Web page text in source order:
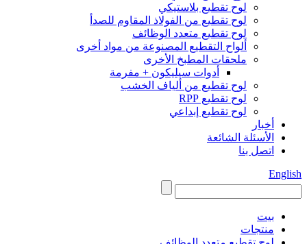
لوح تقطيع بلاستيكي
لوح تقطيع من الفولاذ المقاوم للصدأ
لوح تقطيع متعدد الوظائف
ألواح التقطيع المصنوعة من مواد أخرى
ملحقات المطبخ الأخرى
أدوات سيليكون + مفرمة
لوح تقطيع من ألياف الخشب
لوح تقطيع RPP
لوح تقطيع إبداعي
أخبار
الأسئلة الشائعة
اتصل بنا
English
بيت
منتجات